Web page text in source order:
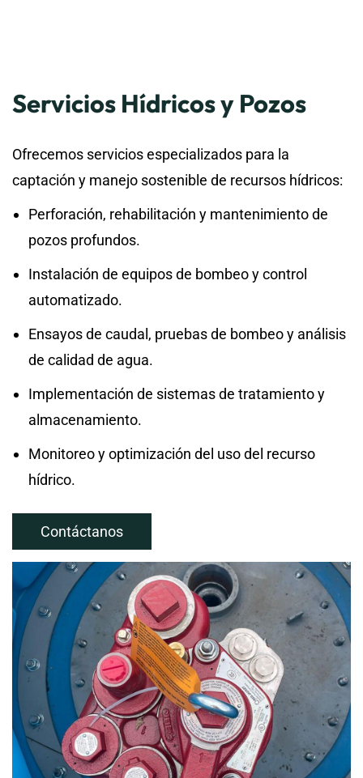
Servicios Hídricos y Pozos
Ofrecemos servicios especializados para la
captación y manejo sostenible de recursos hídricos:
Perforación, rehabilitación y mantenimiento de
pozos profundos.
Instalación de equipos de bombeo y control
automatizado.
Ensayos de caudal, pruebas de bombeo y análisis
de calidad de agua.
Implementación de sistemas de tratamiento y
almacenamiento.
Monitoreo y optimización del uso del recurso
hídrico.
Contáctanos